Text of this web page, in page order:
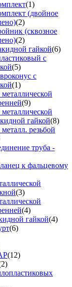
(1)
(двойное
(2)
(сквозное
(2)
гайкой(6)
с
(5)
с
(1)
(9)
гайкой(8)
резьбой
труба -
к фальцевому
(3)
(4)
гайкой(4)
(6)
(12)